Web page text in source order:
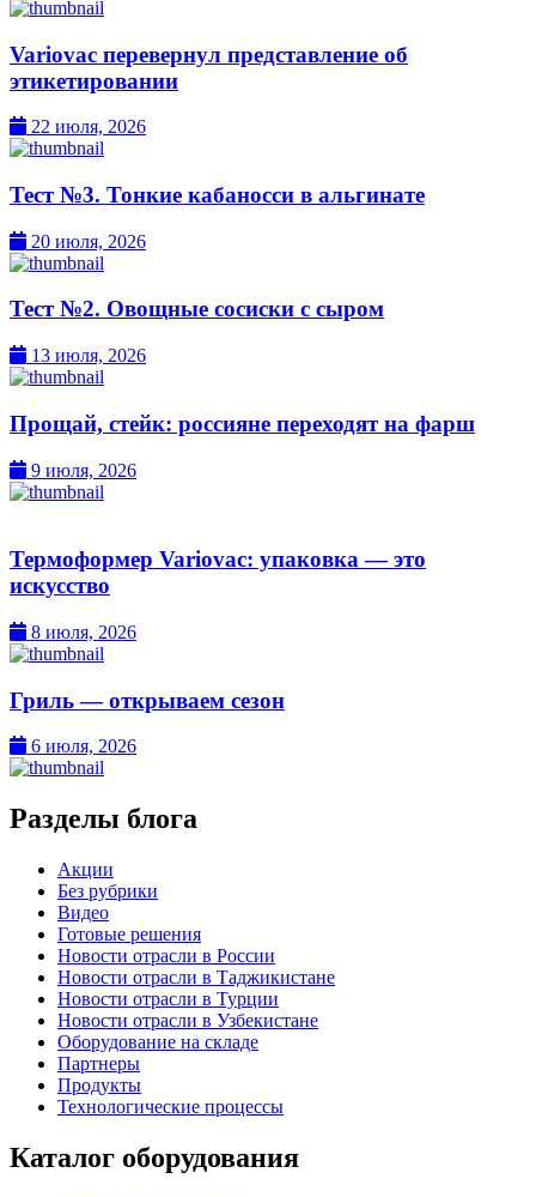
Variovac перевернул представление об
этикетировании
22 июля, 2026
Тест №3. Тонкие кабаносси в альгинате
20 июля, 2026
Тест №2. Овощные сосиски с сыром
13 июля, 2026
Прощай, стейк: россияне переходят на фарш
9 июля, 2026
Термоформер Variovac: упаковка — это
искусство
8 июля, 2026
Гриль — открываем сезон
6 июля, 2026
Разделы блога
Акции
Без рубрики
Видео
Готовые решения
Новости отрасли в России
Новости отрасли в Таджикистане
Новости отрасли в Турции
Новости отрасли в Узбекистане
Оборудование на складе
Партнеры
Продукты
Технологические процессы
Каталог оборудования